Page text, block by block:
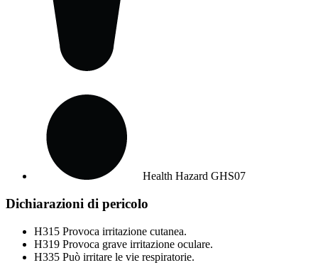
Health Hazard GHS07
Dichiarazioni di pericolo
H315 Provoca irritazione cutanea.
H319 Provoca grave irritazione oculare.
H335 Può irritare le vie respiratorie.